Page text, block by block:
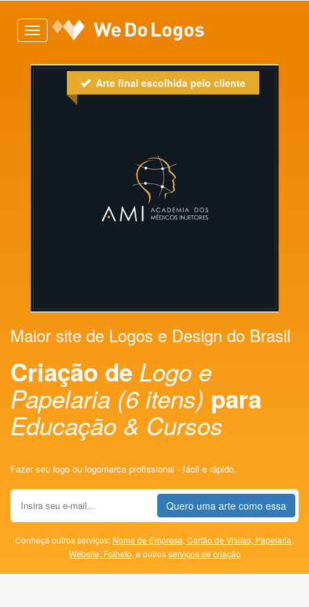
Toggle
navigation
Arte final escolhida pelo cliente
Maior site de Logos e Design do Brasil
Criação de Logo e
Papelaria (6 itens) para
Educação & Cursos
Fazer seu logo ou logomarca profissional - fácil e rápido.
Quero uma arte como essa
Conheça outros serviços: Nome de Empresa, Cartão de Visitas, Papelaria,
Website, Folheto, e outrosserviços de criação